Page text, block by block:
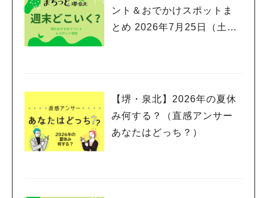
ント＆おでかけスポットま
とめ 2026年7月25日（土）
【堺・泉北】2026年の夏休
み何する？（直感アンサー
あなたはどっち？）